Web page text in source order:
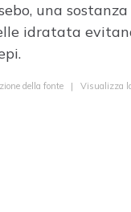
una
idratata
della fonte | Visualizza